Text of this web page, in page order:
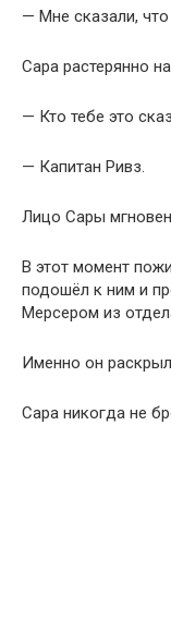
— Мне сказали,
Сара растерянно
— Кто тебе это
— Капитан Ривз.
Лицо Сары
В этот момент
подошёл к ним и
Мерсером из
Именно он
Сара никогда не